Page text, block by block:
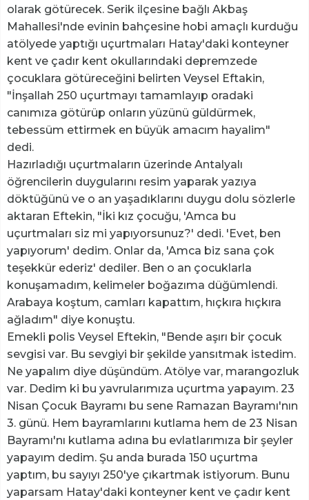
olarak götürecek. Serik ilçesine bağlı Akbaş
Mahallesi'nde evinin bahçesine hobi amaçlı kurduğu
atölyede yaptığı uçurtmaları Hatay'daki konteyner
kent ve çadır kent okullarındaki depremzede
çocuklara götüreceğini belirten Veysel Eftakin,
"İnşallah 250 uçurtmayı tamamlayıp oradaki
canımıza götürüp onların yüzünü güldürmek,
tebessüm ettirmek en büyük amacım hayalim"
dedi.
Hazırladığı uçurtmaların üzerinde Antalyalı
öğrencilerin duygularını resim yaparak yazıya
döktüğünü ve o an yaşadıklarını duygu dolu sözlerle
aktaran Eftekin, "İki kız çocuğu, 'Amca bu
uçurtmaları siz mi yapıyorsunuz?' dedi. 'Evet, ben
yapıyorum' dedim. Onlar da, 'Amca biz sana çok
teşekkür ederiz' dediler. Ben o an çocuklarla
konuşamadım, kelimeler boğazıma düğümlendi.
Arabaya koştum, camları kapattım, hıçkıra hıçkıra
ağladım" diye konuştu.
Emekli polis Veysel Eftekin, "Bende aşırı bir çocuk
sevgisi var. Bu sevgiyi bir şekilde yansıtmak istedim.
Ne yapalım diye düşündüm. Atölye var, marangozluk
var. Dedim ki bu yavrularımıza uçurtma yapayım. 23
Nisan Çocuk Bayramı bu sene Ramazan Bayramı'nın
3. günü. Hem bayramlarını kutlama hem de 23 Nisan
Bayramı'nı kutlama adına bu evlatlarımıza bir şeyler
yapayım dedim. Şu anda burada 150 uçurtma
yaptım, bu sayıyı 250'ye çıkartmak istiyorum. Bunu
yaparsam Hatay'daki konteyner kent ve çadır kent